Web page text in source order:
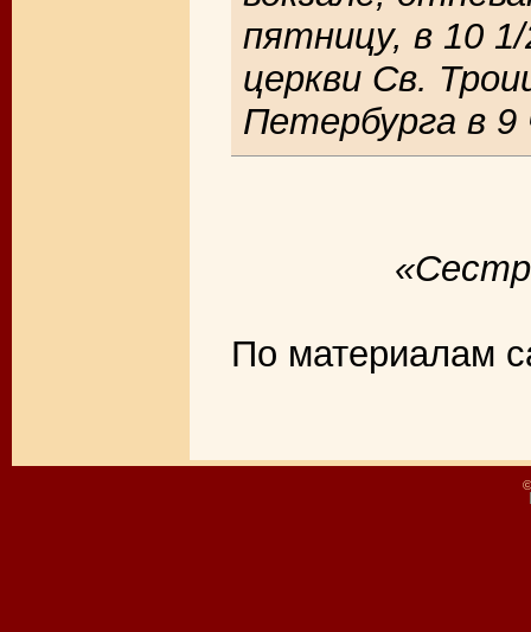
пятницу, в 10
церкви Св.
Петербурга в
По материалам